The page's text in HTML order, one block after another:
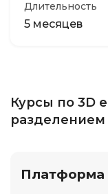
Длительность
5 месяцев
Курсы по 3D
Платформа